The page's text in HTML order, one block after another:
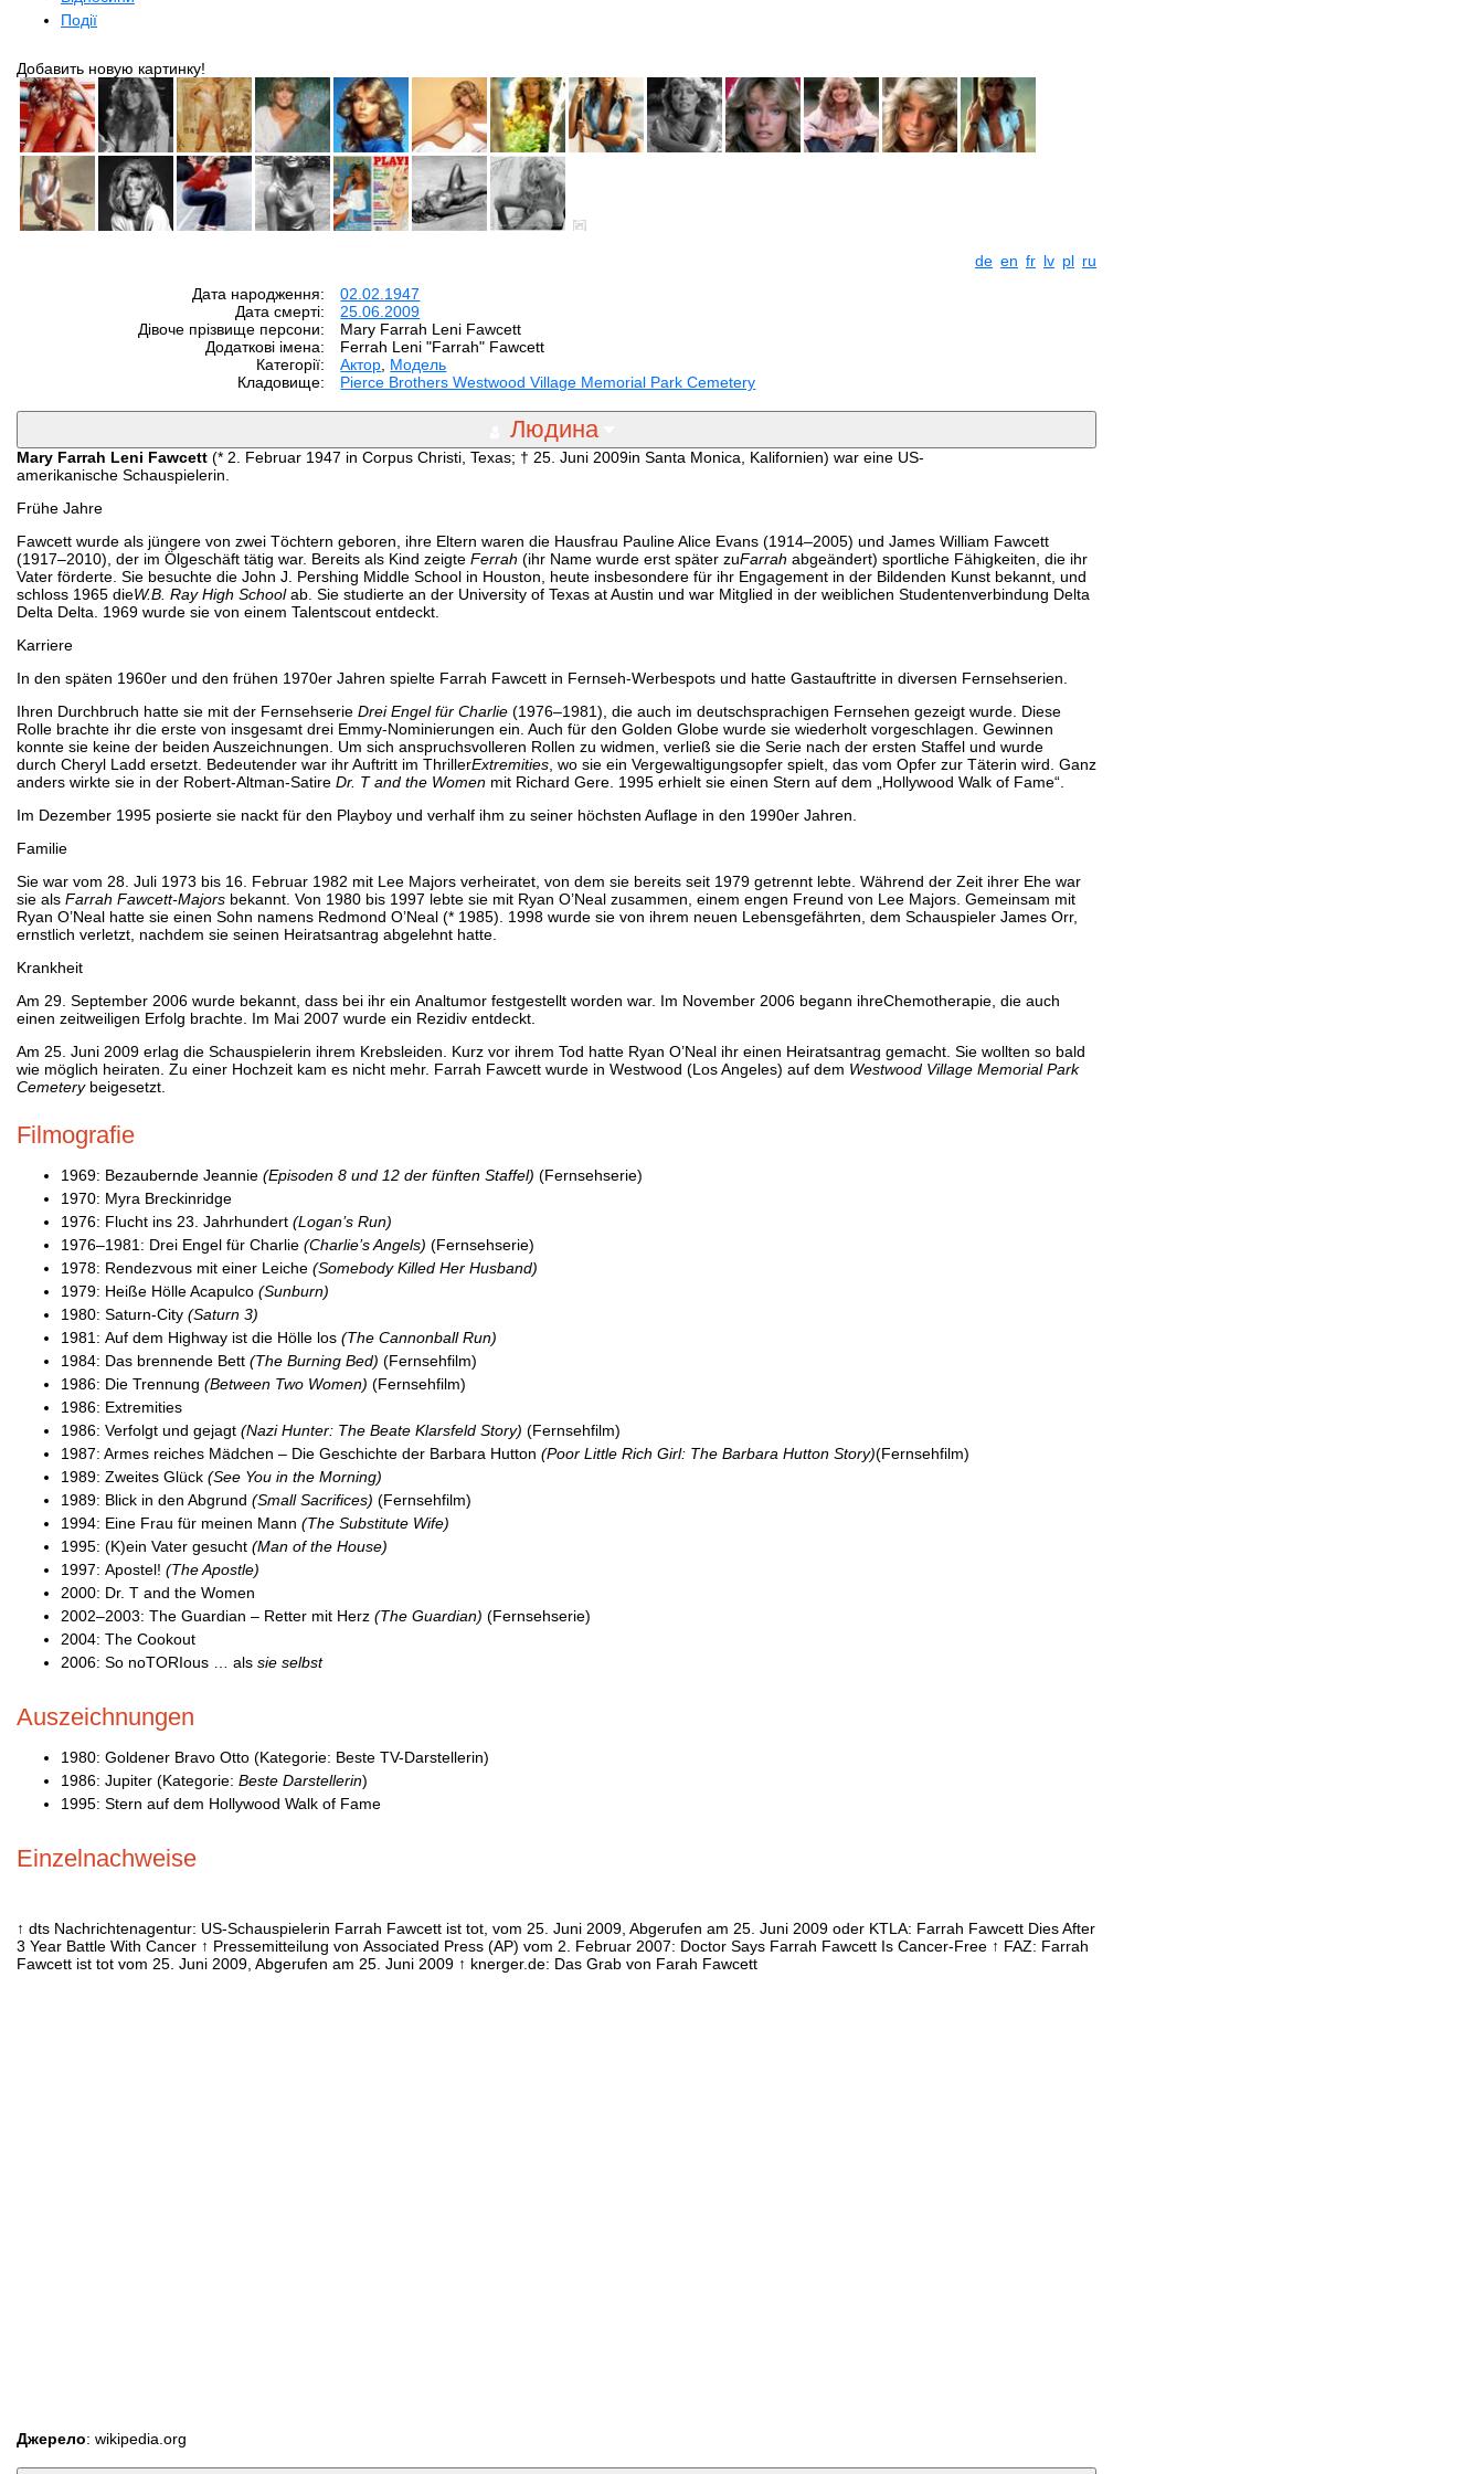
Події
Добавить новую картинку!
de en fr lv pl ru
Дата народження:
02.02.1947
Дата смерті:
25.06.2009
Дівоче прізвище персони:
Mary Farrah Leni Fawcett
Додаткові імена:
Ferrah Leni "Farrah" Fawcett
Категорії:
Aктор Модель
Кладовище:
Pierce Brothers Westwood Village Memorial Park Cemetery
Людина
Mary Farrah Leni Fawcett (* 2. Februar 1947 in Corpus Christi, Texas; † 25. Juni 2009in Santa Monica, Kalifornien) war eine US-
amerikanische Schauspielerin.
Frühe Jahre
Fawcett wurde als jüngere von zwei Töchtern geboren, ihre Eltern waren die Hausfrau Pauline Alice Evans (1914–2005) und James William Fawcett
(1917–2010), der im Ölgeschäft tätig war. Bereits als Kind zeigte Ferrah (ihr Name wurde erst später zuFarrah abgeändert) sportliche Fähigkeiten, die ihr
Vater förderte. Sie besuchte die John J. Pershing Middle School in Houston, heute insbesondere für ihr Engagement in der Bildenden Kunst bekannt, und
schloss 1965 dieW.B. Ray High Schoolab. Sie studierte an der University of Texas at Austin und war Mitglied in der weiblichen Studentenverbindung Delta
Delta Delta. 1969 wurde sie von einem Talentscout entdeckt.
Karriere
In den späten 1960er und den frühen 1970er Jahren spielte Farrah Fawcett in Fernseh-Werbespots und hatte Gastauftritte in diversen Fernsehserien.
Ihren Durchbruch hatte sie mit der Fernsehserie Drei Engel für Charlie (1976–1981), die auch im deutschsprachigen Fernsehen gezeigt wurde. Diese
Rolle brachte ihr die erste von insgesamt drei Emmy-Nominierungen ein. Auch für den Golden Globe wurde sie wiederholt vorgeschlagen. Gewinnen
konnte sie keine der beiden Auszeichnungen. Um sich anspruchsvolleren Rollen zu widmen, verließ sie die Serie nach der ersten Staffel und wurde
durch Cheryl Ladd ersetzt. Bedeutender war ihr Auftritt im ThrillerExtremities , wo sie ein Vergewaltigungsopfer spielt, das vom Opfer zur Täterin wird. Ganz
anders wirkte sie in der Robert-Altman-Satire Dr. T and the Women mit Richard Gere. 1995 erhielt sie einen Stern auf dem „Hollywood Walk of Fame“.
Im Dezember 1995 posierte sie nackt für den Playboy und verhalf ihm zu seiner höchsten Auflage in den 1990er Jahren.
Familie
Sie war vom 28. Juli 1973 bis 16. Februar 1982 mit Lee Majors verheiratet, von dem sie bereits seit 1979 getrennt lebte. Während der Zeit ihrer Ehe war
sie als Farrah Fawcett-Majors bekannt. Von 1980 bis 1997 lebte sie mit Ryan O’Neal zusammen, einem engen Freund von Lee Majors. Gemeinsam mit
Ryan O’Neal hatte sie einen Sohn namens Redmond O’Neal (* 1985). 1998 wurde sie von ihrem neuen Lebensgefährten, dem Schauspieler James Orr,
ernstlich verletzt, nachdem sie seinen Heiratsantrag abgelehnt hatte.
Krankheit
Am 29. September 2006 wurde bekannt, dass bei ihr ein Analtumor festgestellt worden war. Im November 2006 begann ihreChemotherapie, die auch
einen zeitweiligen Erfolg brachte. Im Mai 2007 wurde ein Rezidiv entdeckt.
Am 25. Juni 2009 erlag die Schauspielerin ihrem Krebsleiden. Kurz vor ihrem Tod hatte Ryan O’Neal ihr einen Heiratsantrag gemacht. Sie wollten so bald
wie möglich heiraten. Zu einer Hochzeit kam es nicht mehr. Farrah Fawcett wurde in Westwood (Los Angeles) auf dem Westwood Village Memorial Park
Cemeterybeigesetzt.
Filmografie
1969: Bezaubernde Jeannie (Episoden 8 und 12 der fünften Staffel) (Fernsehserie)
1970: Myra Breckinridge
1976: Flucht ins 23. Jahrhundert (Logan’s Run)
1976–1981: Drei Engel für Charlie (Charlie’s Angels) (Fernsehserie)
1978: Rendezvous mit einer Leiche (Somebody Killed Her Husband)
1979: Heiße Hölle Acapulco (Sunburn)
1980: Saturn-City (Saturn 3)
1981: Auf dem Highway ist die Hölle los (The Cannonball Run)
1984: Das brennende Bett (The Burning Bed) (Fernsehfilm)
1986: Die Trennung (Between Two Women) (Fernsehfilm)
1986: Extremities
1986: Verfolgt und gejagt (Nazi Hunter: The Beate Klarsfeld Story) (Fernsehfilm)
1987: Armes reiches Mädchen – Die Geschichte der Barbara Hutton (Poor Little Rich Girl: The Barbara Hutton Story)(Fernsehfilm)
1989: Zweites Glück (See You in the Morning)
1989: Blick in den Abgrund (Small Sacrifices) (Fernsehfilm)
1994: Eine Frau für meinen Mann (The Substitute Wife)
1995: (K)ein Vater gesucht (Man of the House)
1997: Apostel! (The Apostle)
2000: Dr. T and the Women
2002–2003: The Guardian – Retter mit Herz (The Guardian) (Fernsehserie)
2004: The Cookout
2006: So noTORIous … als sie selbst
Auszeichnungen
1980: Goldener Bravo Otto (Kategorie: Beste TV-Darstellerin)
1986: Jupiter (Kategorie: Beste Darstellerin)
1995: Stern auf dem Hollywood Walk of Fame
Einzelnachweise
↑ dts Nachrichtenagentur: US-Schauspielerin Farrah Fawcett ist tot, vom 25. Juni 2009, Abgerufen am 25. Juni 2009 oder KTLA: Farrah Fawcett Dies After
3 Year Battle With Cancer ↑ Pressemitteilung von Associated Press (AP) vom 2. Februar 2007: Doctor Says Farrah Fawcett Is Cancer-Free ↑ FAZ: Farrah
Fawcett ist tot vom 25. Juni 2009, Abgerufen am 25. Juni 2009 ↑ knerger.de: Das Grab von Farah Fawcett
Джерело: wikipedia.org